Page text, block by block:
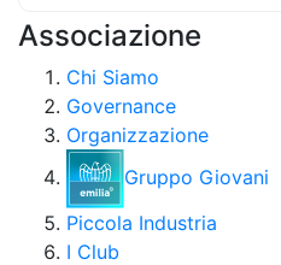
Associazione
Chi Siamo
Governance
Organizzazione
Gruppo Giovani
Piccola Industria
I Club